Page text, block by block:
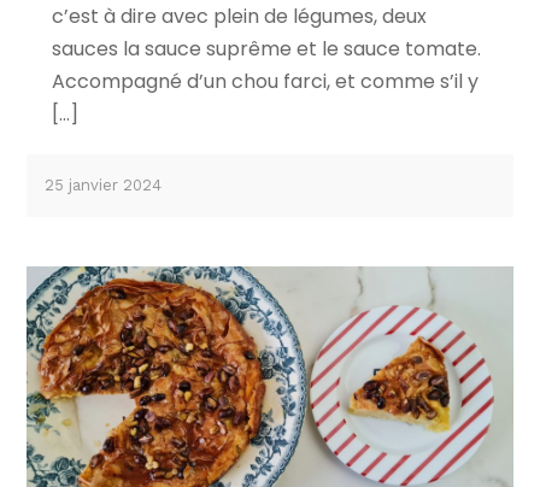
c’est à dire avec plein de légumes, deux
sauces la sauce suprême et le sauce tomate.
Accompagné d’un chou farci, et comme s’il y
[…]
25 janvier 2024